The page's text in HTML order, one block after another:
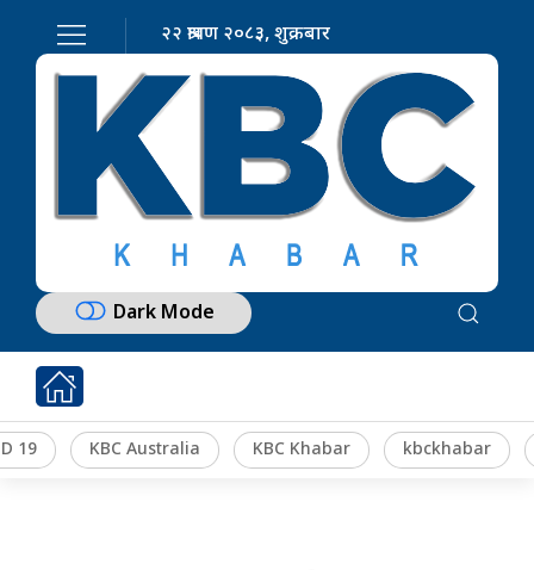
२२ श्रावण २०८३, शुक्रबार
Dark Mode
19 KBC Australia KBC Khabar kbckhabar